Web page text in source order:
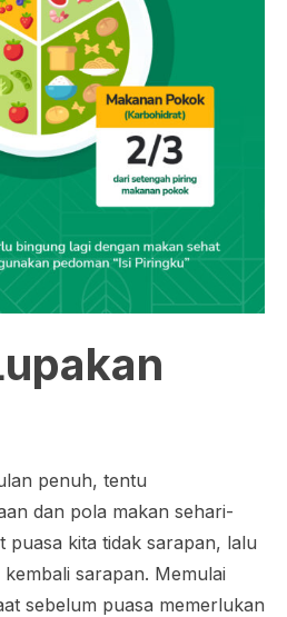
penuh, tentu
dan pola makan sehari-
puasa kita tidak sarapan, lalu
sarapan. Memulai
sebelum puasa memerlukan